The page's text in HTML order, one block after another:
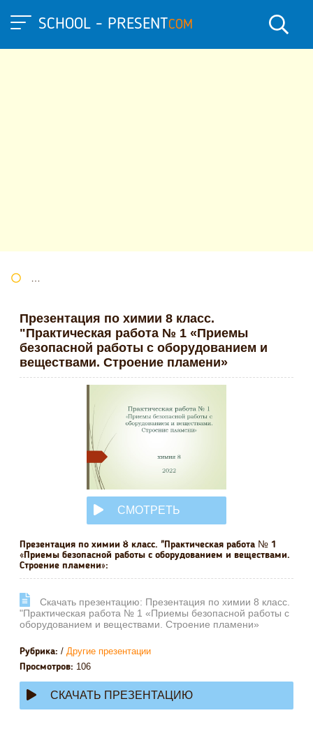
SCHOOL - PRESENTCOM
Презентация по химии 8 класс.
"Практическая работа № 1 «Приемы
безопасной работы с оборудованием и
веществами. Строение пламени»
СМОТРЕТЬ
ОНЛАЙН
Презентация по химии 8 класс. "Практическая работа № 1
«Приемы безопасной работы с оборудованием и веществами.
Строение пламени»:
Cкачать презентацию: Презентация по химии 8 класс.
"Практическая работа № 1 «Приемы безопасной работы с
оборудованием и веществами. Строение пламени»
Рубрика: / Другие презентации
Просмотров: 106
СКАЧАТЬ ПРЕЗЕНТАЦИЮ